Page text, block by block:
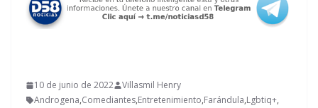
10 de junio de 2022
Villasmil Henry
Androgena,Comediantes,Entretenimiento,Farándula,Lgbtiq+,